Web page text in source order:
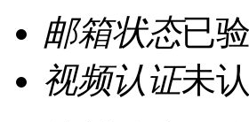
邮箱状态已
视频认证未